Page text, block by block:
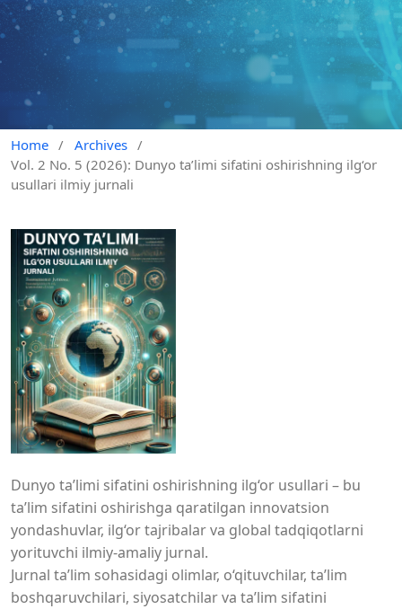
Home / Archives /
Vol. 2 No. 5 (2026): Dunyo ta’limi sifatini oshirishning ilg‘or
usullari ilmiy jurnali
Dunyo ta’limi sifatini oshirishning ilg‘or usullari – bu
ta’lim sifatini oshirishga qaratilgan innovatsion
yondashuvlar, ilg‘or tajribalar va global tadqiqotlarni
yorituvchi ilmiy-amaliy jurnal.
Jurnal ta’lim sohasidagi olimlar, o‘qituvchilar, ta’lim
boshqaruvchilari, siyosatchilar va ta’lim sifatini